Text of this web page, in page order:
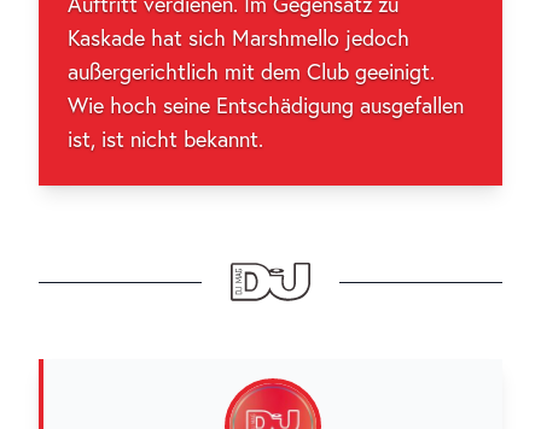
Kaskade hat sich Marshmello jedoch
außergerichtlich mit dem Club geeinigt.
Wie hoch seine Entschädigung ausgefallen
ist, ist nicht bekannt.